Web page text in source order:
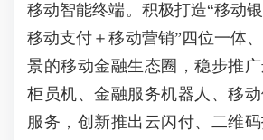
移动智能终端。积极打造“移动
移动支付＋移动营销”四位一体
景的移动金融生态圈，稳步推
柜员机、金融服务机器人、移
服务，创新推出云闪付、二维